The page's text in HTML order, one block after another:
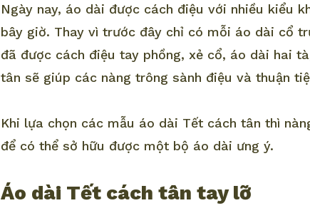
Ngày nay, áo dài được cách điệu với nhiều kiểu
bây giờ. Thay vì trước đây chỉ có mỗi áo dài cổ
đã được cách điệu tay phồng, xẻ cổ, áo dài hai
tân sẽ giúp các nàng trông sành điệu và thuận
Khi lựa chọn các mẫu áo dài Tết cách tân thì
để có thể sở hữu được một bộ áo dài ưng ý.
Áo dài Tết cách tân tay lỡ